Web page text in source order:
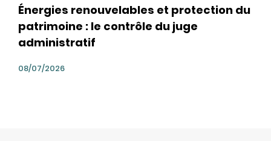
Énergies renouvelables et protection du
patrimoine : le contrôle du juge
administratif
08/07/2026